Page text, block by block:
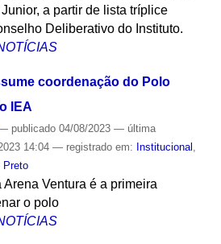
a partir de lista tríplice
Deliberativo do Instituto.
coordenação do Polo
IEA
publicado04/08/2023 — última
14:04 — registrado em: Institucional
Preto
Ventura é a primeira
o polo